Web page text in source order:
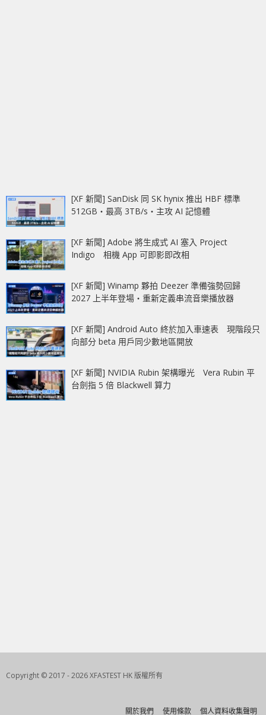
[XF 新聞] SanDisk 同 SK hynix 推出 HBF 標準
512GB‧最高 3TB/s‧主攻 AI 記憶體
[XF 新聞] Adobe 將生成式 AI 塞入 Project
Indigo 相機 App 可即影即改相
[XF 新聞] Winamp 夥拍 Deezer 準備強勢回歸
2027 上半年登場‧重新定義串流音樂播放器
[XF 新聞] Android Auto 終於加入車速表 現階段只
向部分 beta 用戶同少數地區開放
[XF 新聞] NVIDIA Rubin 架構曝光 Vera Rubin 平
台劍指 5 倍 Blackwell 算力
Copyright © 2017 - 2026 XFASTEST HK 版權所有
關於我們 使用條款 個人資料收集聲明